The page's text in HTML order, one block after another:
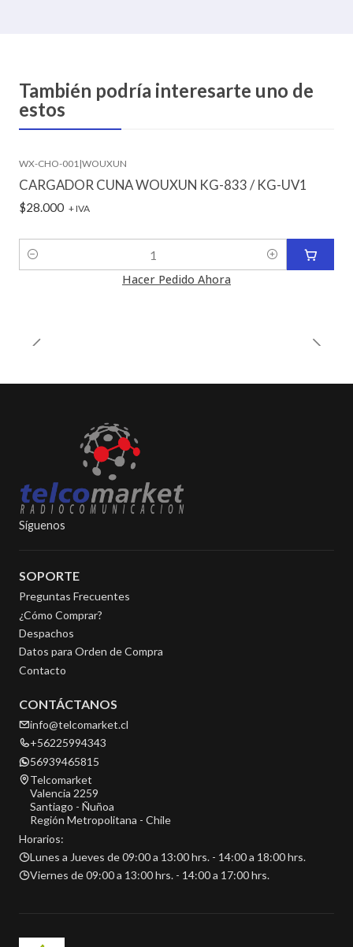
También podría interesarte uno de
estos
WX-CHO-001 |WOUXUN
CARGADOR CUNA WOUXUN KG-833 / KG-UV1
$28.000 + IVA
Cantidad
Hacer Pedido Ahora
Síguenos
SOPORTE
Preguntas Frecuentes
¿Cómo Comprar?
Despachos
Datos para Orden de Compra
Contacto
CONTÁCTANOS
info@telcomarket.cl
+56225994343
56939465815
Telcomarket
Valencia 2259
Santiago - Ñuñoa
Región Metropolitana - Chile
Horarios:
Lunes a Jueves de 09:00 a 13:00 hrs. - 14:00 a 18:00 hrs.
Viernes de 09:00 a 13:00 hrs. - 14:00 a 17:00 hrs.